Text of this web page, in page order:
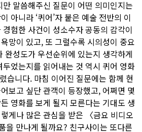
말씀해주신 질문이 어떤 의미인지는
아니라 ‘퀴어’자 붙은 예술 전반의 이
험한 사건이 성소수자 공동의 감각이
망이 있고, 또 그럴수록 시의성이 중요
완성도가 우선순위에 있는지 생각하게
었는지를 읽어내는 것 역시 퀴어 영화
습니다. 마침 이어진 질문에는 함께 현
보고 싶단 관객이 등장했고, 어쩌면 몇
영화를 보게 될지 모른다는 기대도 생
게나 많은 관심을 받은 〈금요 비디오
을 만나게 될까요? 친구사이는 또다른